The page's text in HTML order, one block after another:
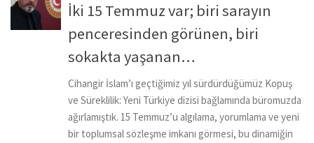
İki 15 Temmuz var; biri sarayın
penceresinden görünen, biri
sokakta yaşanan…
Cihangir İslam’ı geçtiğimiz yıl sürdürdüğümüz Kopuş
ve Süreklilik: Yeni Türkiye dizisi bağlamında büromuzda
ağırlamıştık. 15 Temmuz’u algılama, yorumlama ve yeni
bir toplumsal sözleşme imkanı görmesi, bu dinamiğin